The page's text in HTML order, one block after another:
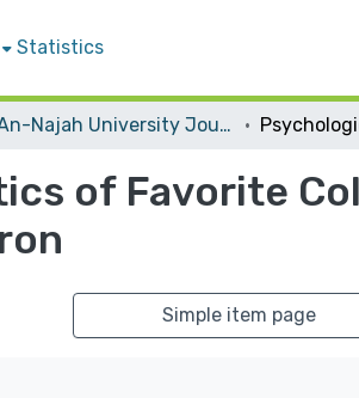
Statistics
An-Najah University Journal for Research - B (Humanities)
of Favorite
Simple item page